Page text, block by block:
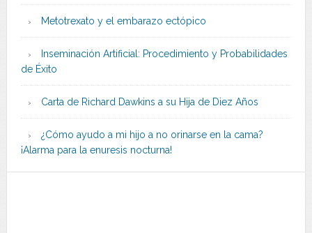
Metotrexato y el embarazo ectópico
Inseminación Artificial: Procedimiento y Probabilidades
de Éxito
Carta de Richard Dawkins a su Hija de Diez Años
¿Cómo ayudo a mi hijo a no orinarse en la cama?
¡Alarma para la enuresis nocturna!